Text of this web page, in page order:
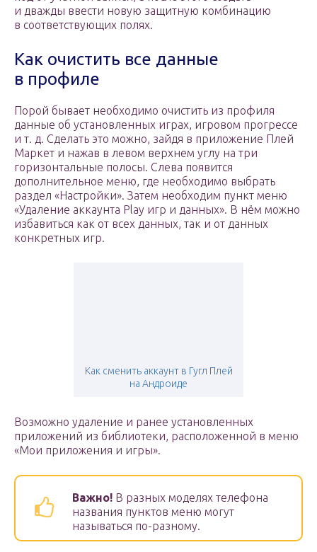
и дважды ввести новую защитную комбинацию
в соответствующих полях.
Как очистить все данные
в профиле
Порой бывает необходимо очистить из профиля
данные об установленных играх, игровом прогрессе
и т. д. Сделать это можно, зайдя в приложение Плей
Маркет и нажав в левом верхнем углу на три
горизонтальные полосы. Слева появится
дополнительное меню, где необходимо выбрать
раздел «Настройки». Затем необходим пункт меню
«Удаление аккаунта Play игр и данных». В нём можно
избавиться как от всех данных, так и от данных
конкретных игр.
Как сменить аккаунт в Гугл Плей
на Андроиде
Возможно удаление и ранее установленных
приложений из библиотеки, расположенной в меню
«Мои приложения и игры».
Важно! В разных моделях телефона
названия пунктов меню могут
называться по-разному.